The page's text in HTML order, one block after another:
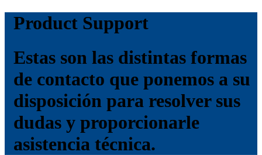
Product Support
Estas son las distintas formas
de contacto que ponemos a su
disposición para resolver sus
dudas y proporcionarle
asistencia técnica.